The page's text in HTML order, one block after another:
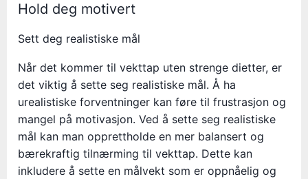
Hold deg motivert
Sett deg realistiske mål
Når det kommer til vekttap uten strenge dietter, er
det viktig å sette seg realistiske mål. Å ha
urealistiske forventninger kan føre til frustrasjon og
mangel på motivasjon. Ved å sette seg realistiske
mål kan man opprettholde en mer balansert og
bærekraftig tilnærming til vekttap. Dette kan
inkludere å sette en målvekt som er oppnåelig og